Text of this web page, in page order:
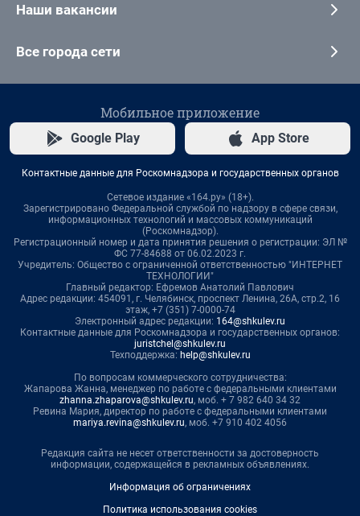
Наши вакансии
Все города сети
Мобильное приложение
Google Play App Store
Контактные данные для Роскомнадзора и государственных органов
Сетевое издание «164.ру» (18+).
Зарегистрировано Федеральной службой по надзору в сфере связи,
информационных технологий и массовых коммуникаций
(Роскомнадзор).
Регистрационный номер и дата принятия решения о регистрации: ЭЛ №
ФС 77-84688 от 06.02.2023 г.
Учредитель: Общество с ограниченной ответственностью "ИНТЕРНЕТ
ТЕХНОЛОГИИ"
Главный редактор: Ефремов Анатолий Павлович
Адрес редакции: 454091, г. Челябинск, проспект Ленина, 26А, стр.2, 16
этаж, +7 (351) 7-0000-74
Электронный адрес редакции: 164@shkulev.ru
Контактные данные для Роскомнадзора и государственных органов:
juristchel@shkulev.ru
Техподдержка: help@shkulev.ru
По вопросам коммерческого сотрудничества:
Жапарова Жанна, менеджер по работе с федеральными клиентами
zhanna.zhaparova@shkulev.ru, моб. + 7 982 640 34 32
Ревина Мария, директор по работе с федеральными клиентами
mariya.revina@shkulev.ru, моб. +7 910 402 4056
Редакция сайта не несет ответственности за достоверность
информации, содержащейся в рекламных объявлениях.
Информация об ограничениях
Политика использования cookies